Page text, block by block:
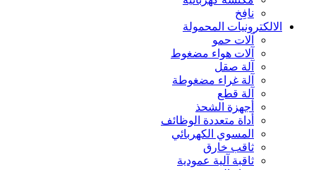
نافِخ
الالكترونيات المحمولة
آلات حمو
آلات هواء مضغوط
آلة صقل
آلة غراء مضغوطة
آلة قطع
أجهزة الشحذ
أداة متعددة الوظائف
المسوي الكهربائي
ثاقب خارق
ثاقبة آلية عمودية